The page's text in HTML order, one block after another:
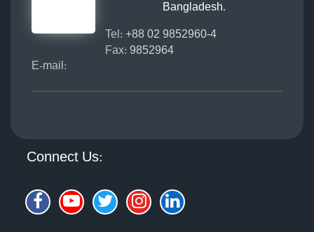
Bangladesh.
Tel: +88 02 9852960-4
Fax: 9852964
E-mail:
Connect Us: